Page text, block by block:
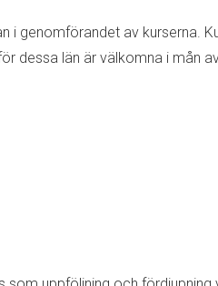
genomförandet av kurserna.
dessa län är välkomna i mån